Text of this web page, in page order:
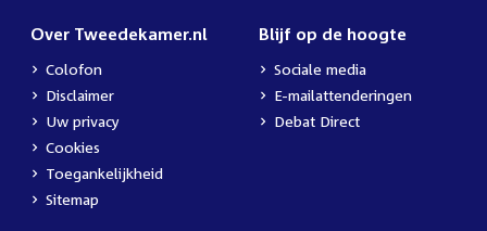
Over Tweedekamer.nl
Colofon
Disclaimer
Uw privacy
Cookies
Toegankelijkheid
Sitemap
Blijf op de hoogte
Sociale media
E-mailattenderingen
Debat Direct